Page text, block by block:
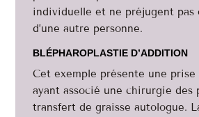
individuelle et ne préjugent pas
d’une autre personne.
BLÉPHAROPLASTIE D’ADDITION
Cet exemple présente une prise
ayant associé une chirurgie des
transfert de graisse autologue.